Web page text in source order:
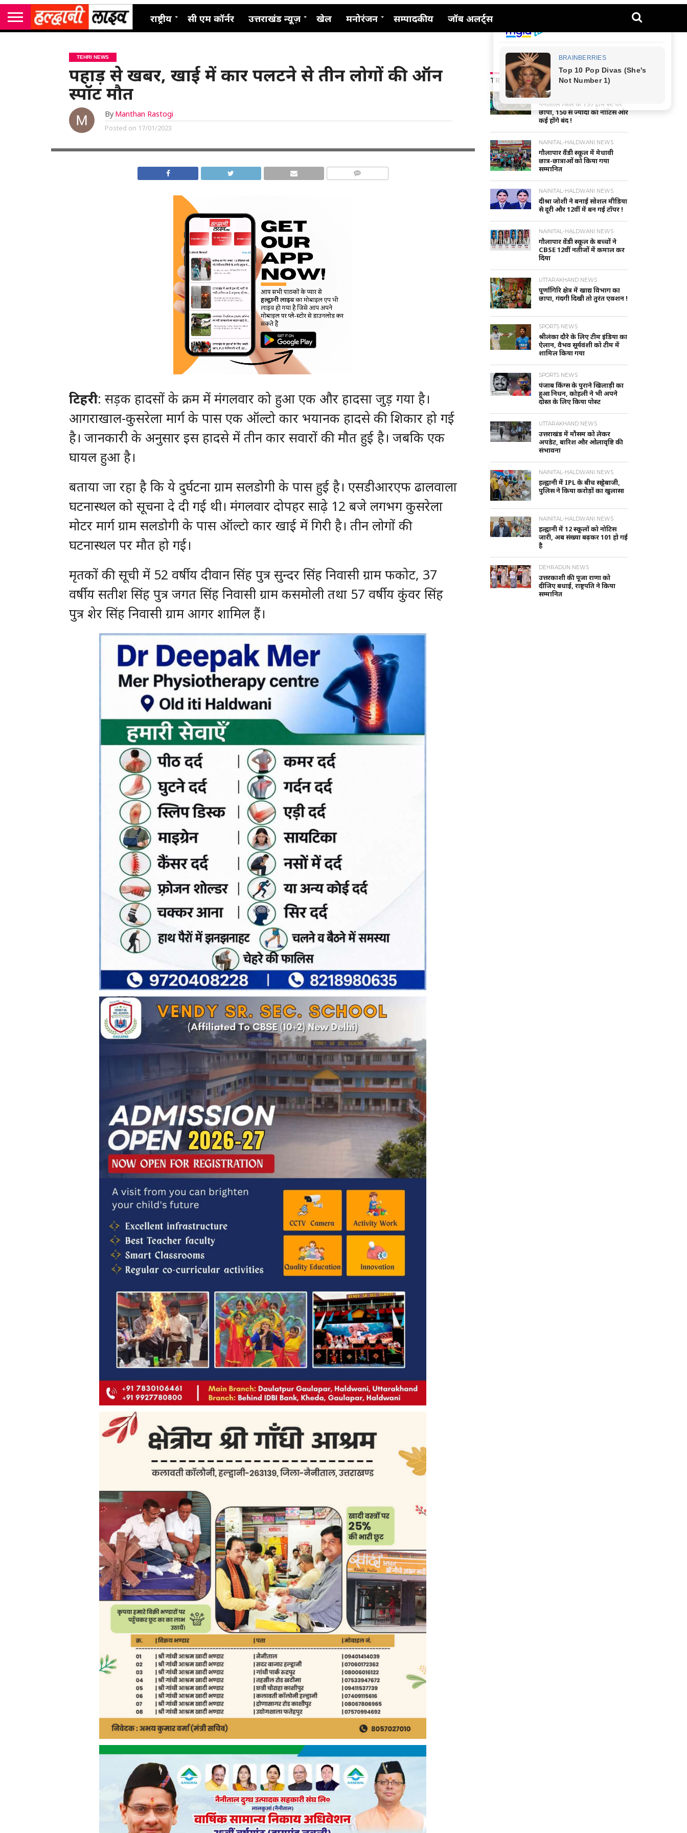
राष्ट्रीय सी एम कॉर्नर उत्तराखंड न्यूज़ खेल मनोरंजन सम्पादकीय जॉब अलर्ट्स
TEHRI NEWS
पहाड़ से खबर, खाई में कार पलटने से तीन लोगों की ऑन
स्पॉट मौत
By Manthan Rastogi
Posted on 17/01/2023
टिहरी: सड़क हादसों के क्रम में मंगलवार को हुआ एक और हादसा जुड़ गया है।
आगराखाल-कुसरेला मार्ग के पास एक ऑल्‍टो कार भयानक हादसे की शिकार हो गई
है। जानकारी के अनुसार इस हादसे में तीन कार सवारों की मौत हुई है। जबकि एक
घायल हुआ है।
बताया जा रहा है कि ये दुर्घटना ग्राम सलडोगी के पास हुई है। एसडीआरएफ ढालवाला
घटनास्थल को सूचना दे दी गई थी। मंगलवार दोपहर साढ़े 12 बजे लगभग कुसरेला
मोटर मार्ग ग्राम सलडोगी के पास ऑल्टो कार खाई में गिरी है। तीन लोगों की
घटनास्थल पर मौत हो गई।
मृतकों की सूची में 52 वर्षीय दीवान सिंह पुत्र सुन्दर सिंह निवासी ग्राम फकोट, 37
वर्षीय सतीश सिंह पुत्र जगत सिंह निवासी ग्राम कसमोली तथा 57 वर्षीय कुंवर सिंह
पुत्र शेर सिंह निवासी ग्राम आगर शामिल हैं।
TRENDING NEWS
UTTARAKHAND NEWS
नैनीताल जिले के 197 होम स्टे पर
छापा, 150 से ज्यादा को नोटिस और
कई होंगे बंद !
NAINITAL-HALDWANI NEWS
गौलापार वैंडी स्कूल में मेधावी
छात्र-छात्राओं को किया गया
सम्मानित
NAINITAL-HALDWANI NEWS
दीश्रा जोशी ने बनाई सोशल मीडिया
से दूरी और 12वीं में बन गई टॉपर !
NAINITAL-HALDWANI NEWS
गौलापार वेंडी स्कूल के बच्चों ने
CBSE 12वीं नतीजों में कमाल कर
दिया
UTTARAKHAND NEWS
पूर्णागिरि क्षेत्र में खाद्य विभाग का
छापा, गंदगी दिखी तो तुरंत एक्शन !
SPORTS NEWS
श्रीलंका दौरे के लिए टीम इंडिया का
ऐलान, वैभव सूर्यवंशी को टीम में
शामिल किया गया
SPORTS NEWS
पंजाब किंग्स के पुराने खिलाड़ी का
हुआ निधन, कोहली ने भी अपने
दोस्त के लिए किया पोस्ट
UTTARAKHAND NEWS
उत्तराखंड में मौसम को लेकर
अपडेट, बारिश और ओलावृष्टि की
संभावना
NAINITAL-HALDWANI NEWS
हल्द्वानी में IPL के बीच सट्टेबाजी,
पुलिस ने किया करोड़ों का खुलासा
NAINITAL-HALDWANI NEWS
हल्द्वानी में 12 स्कूलों को नोटिस
जारी, अब संख्या बढ़कर 101 हो गई
है
DEHRADUN NEWS
उत्तरकाशी की पूजा राणा को
दीजिए बधाई, राष्ट्रपति ने किया
सम्मानित